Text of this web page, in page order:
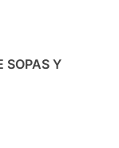
SOPAS Y